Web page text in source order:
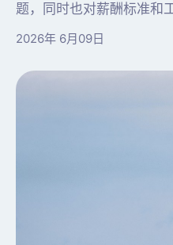
题，同时也对薪酬标准和
2026年 6月09日